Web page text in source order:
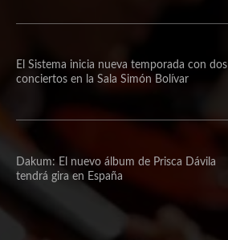
El Sistema inicia nueva temporada con dos
conciertos en la Sala Simón Bolívar
Dakum: El nuevo álbum de Prisca Dávila
tendrá gira en España